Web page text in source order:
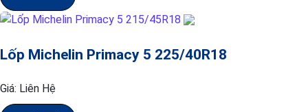
Lốp Michelin Primacy 5 225/40R18
Giá: Liên Hệ